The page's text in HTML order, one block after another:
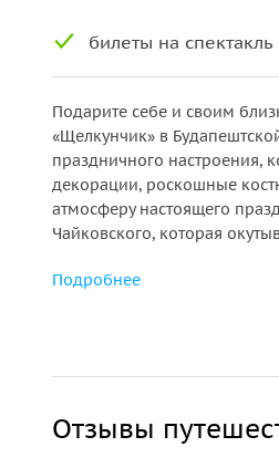
билеты на спектакль
Подарите себе и своим
«Щелкунчик» в
праздничного настроения,
декорации, роскошные
атмосферу настоящего
Чайковского, которая
Подробнее
Отзывы